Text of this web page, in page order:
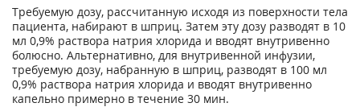
Требуемую дозу, рассчитанную исходя из поверхности тела
пациента, набирают в шприц. Затем эту дозу разводят в 10
мл 0,9% раствора натрия хлорида и вводят внутривенно
болюсно. Альтернативно, для внутривенной инфузии,
требуемую дозу, набранную в шприц, разводят в 100 мл
0,9% раствора натрия хлорида и вводят внутривенно
капельно примерно в течение 30 мин.